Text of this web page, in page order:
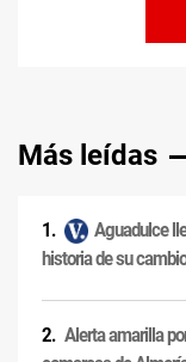
Más leídas
Aguadulce
historia de su
Alerta amarilla